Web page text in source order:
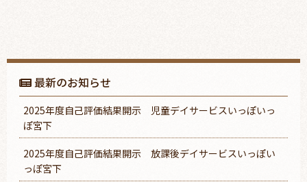
最新のお知らせ
2025年度自己評価結果開示 児童デイサービスいっぽいっ
ぽ宮下
2025年度自己評価結果開示 放課後デイサービスいっぽい
っぽ宮下